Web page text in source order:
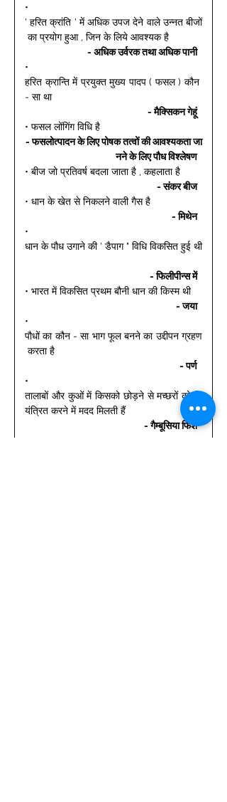
•
' हरित क्रांति ' में अधिक उपज देने वाले उन्नत बीजों
का प्रयोग हुआ , जिन के लिये आवश्यक है
- अधिक उर्वरक तथा अधिक पानी
•
हरित क्रान्ति में प्रयुक्त मुख्य पादप ( फसल ) कौन
- सा था
- मैक्सिकन गेहूं
• फसल लोंगिंग विधि है
- फसलोत्पादन के लिए पोषक तत्वों की आवश्यकता जा
नने के लिए पौध विश्लेषण
• बीज जो प्रतिवर्ष बदला जाता है , कहलाता है
- संकर बीज
• धान के खेत से निकलने वाली गैस है
- मिथेन
•
धान के पौध उगाने की ' डैपाग " विधि विकसित हुई थी
- फिलीपीन्स में
• भारत में विकसित प्रथम बौनी धान की किस्म थी
- जया
•
पौधों का कौन - सा भाग फूल बनने का उद्दीपन ग्रहण
करता है
- पर्ण
•
तालाबों और कुओं में किसको छोड़ने से मच्छरों को नि
यंत्रित करने में मदद मिलती हैं
- गैम्बूसिया फिश